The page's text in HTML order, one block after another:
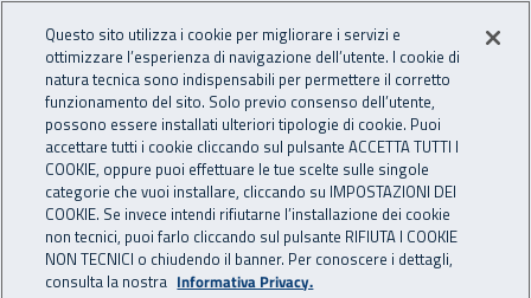
INAIL - Istituto Nazionale
Apri cerca
Navigazione principale
Navigazione - Ti trovi in:
Home Inail comunica Avvisi
Pubblicato il Bando Isi 2024
Questo sito utilizza i cookie per migliorare i servizi e
ottimizzare l’esperienza di navigazione dell’utente. I cookie di
natura tecnica sono indispensabili per permettere il corretto
funzionamento del sito. Solo previo consenso dell’utente,
possono essere installati ulteriori tipologie di cookie. Puoi
accettare tutti i cookie cliccando sul pulsante ACCETTA TUTTI I
COOKIE, oppure puoi effettuare le tue scelte sulle singole
categorie che vuoi installare, cliccando su IMPOSTAZIONI DEI
COOKIE. Se invece intendi rifiutarne l’installazione dei cookie
non tecnici, puoi farlo cliccando sul pulsante RIFIUTA I COOKIE
NON TECNICI o chiudendo il banner. Per conoscere i dettagli,
consulta la nostra Informativa Privacy.